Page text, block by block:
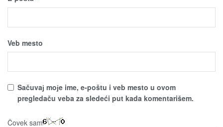
Veb mesto
Sačuvaј moјe ime, e-poštu i veb mesto u ovom
pregledaču veba za sledeći put kada komentarišem.
Čovek sam